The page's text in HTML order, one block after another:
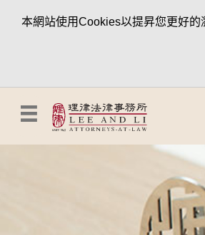
本網站使用Cookies以提昇您更好